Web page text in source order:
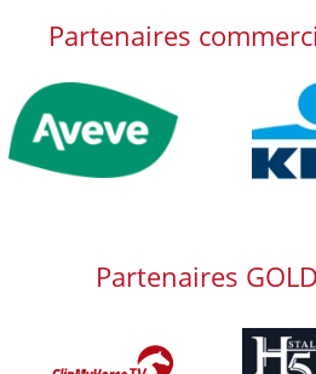
Partenaires
Afbeelding Afbeelding
Partenaires GOLD